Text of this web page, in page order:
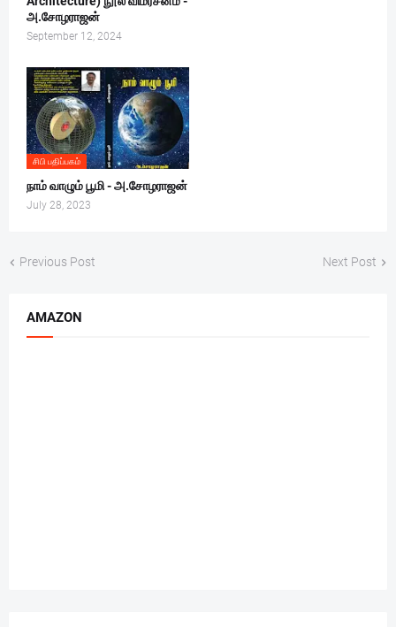
அ.சோழராஜன்
September 12, 2024
சிபி பதிப்பகம்
நாம் வாழும் பூமி - அ.சோழராஜன்
July 28, 2023
Previous Post Next Post
AMAZON